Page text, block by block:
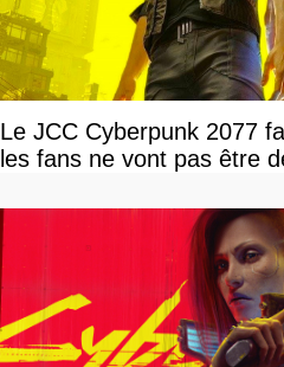
Le JCC Cyberpunk 2077
les fans ne vont pas être